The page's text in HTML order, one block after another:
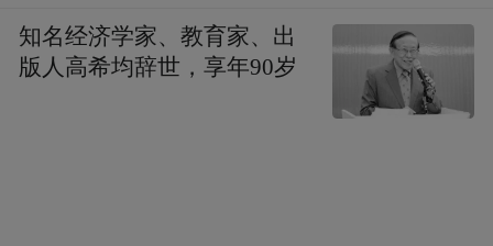
知名经济学家、教育家、出
版人高希均辞世，享年90岁